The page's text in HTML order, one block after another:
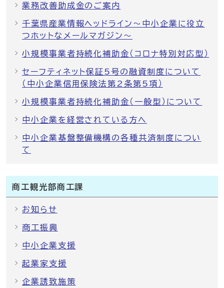
業務改善助成金のご案内
千葉県産業情報ヘッドライン～中小企業に役立
つホットなメールマガジン～
小規模事業者持続化補助金（コロナ特別対応型）
セーフティネット保証5号の融資制度について
（中小企業信用保険法第2条第5項）
小規模事業者持続化補助金（一般型）について
中小企業を経営されている方へ
中小企業基盤整備機構の各種共済制度につい
て
商工観光部商工課
お知らせ
商工振興
中小企業支援
起業家支援
企業誘致施策